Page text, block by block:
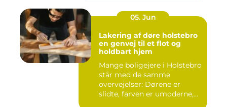
05. Jun
Lakering af døre holstebro
en genvej til et flot og
holdbart hjem
Mange boligejere i Holstebro
står med de samme
overvejelser: Dørene er
slidte, farven er umoderne,